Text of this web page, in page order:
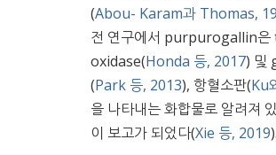
(Abou- Karam과 Thomas,
전 연구에서 purpurogallin
oxidase(Honda 등, 2017) 및
(Park 등, 2013), 항혈소판(Ku
을 나타내는 화합물로 알려져
이 보고가 되었다(Xie 등, 2019).